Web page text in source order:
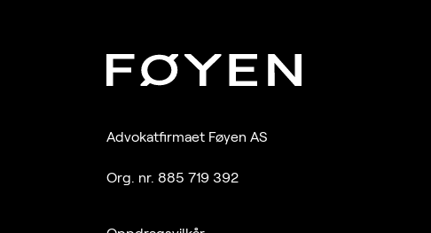
Advokatfirmaet Føyen AS
Org. nr. 885 719 392